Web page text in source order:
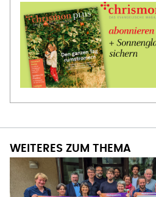
WEITERES ZUM THEMA